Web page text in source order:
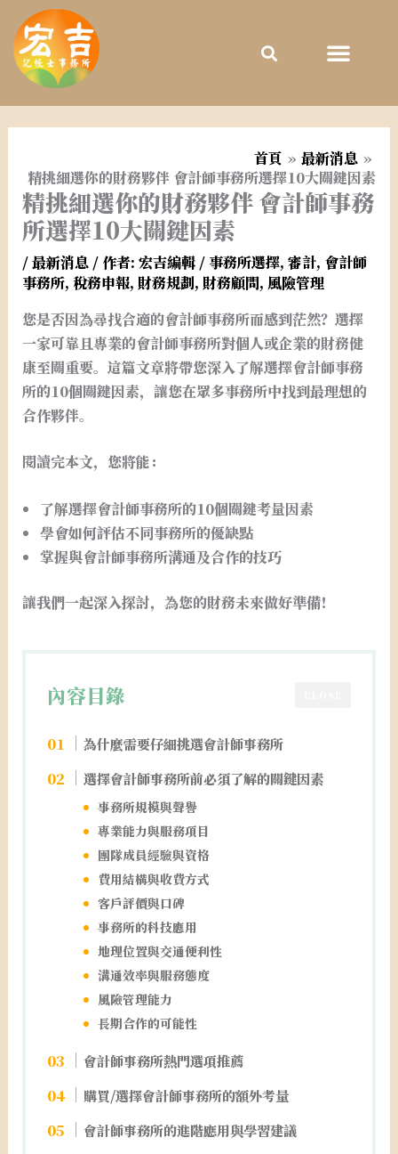
內
容
首頁
最新消息
精挑細選你的財務夥伴 會計師事務所選擇10大關鍵因素
精挑細選你的財務夥伴 會計師事務
所選擇10大關鍵因素
/最新消息/ 作者: 宏吉編輯 / 事務所選擇, 審計, 會計師
事務所, 稅務申報, 財務規劃, 財務顧問, 風險管理
您是否因為尋找合適的會計師事務所而感到茫然？選擇
一家可靠且專業的會計師事務所對個人或企業的財務健
康至關重要。這篇文章將帶您深入了解選擇會計師事務
所的10個關鍵因素，讓您在眾多事務所中找到最理想的
合作夥伴。
閱讀完本文，您將能：
了解選擇會計師事務所的10個關鍵考量因素
學會如何評估不同事務所的優缺點
掌握與會計師事務所溝通及合作的技巧
讓我們一起深入探討，為您的財務未來做好準備！
內容目錄
為什麼需要仔細挑選會計師事務所
選擇會計師事務所前必須了解的關鍵因素
事務所規模與聲譽
專業能力與服務項目
團隊成員經驗與資格
費用結構與收費方式
客戶評價與口碑
事務所的科技應用
地理位置與交通便利性
溝通效率與服務態度
風險管理能力
長期合作的可能性
會計師事務所熱門選項推薦
購買/選擇會計師事務所的額外考量
會計師事務所的進階應用與學習建議